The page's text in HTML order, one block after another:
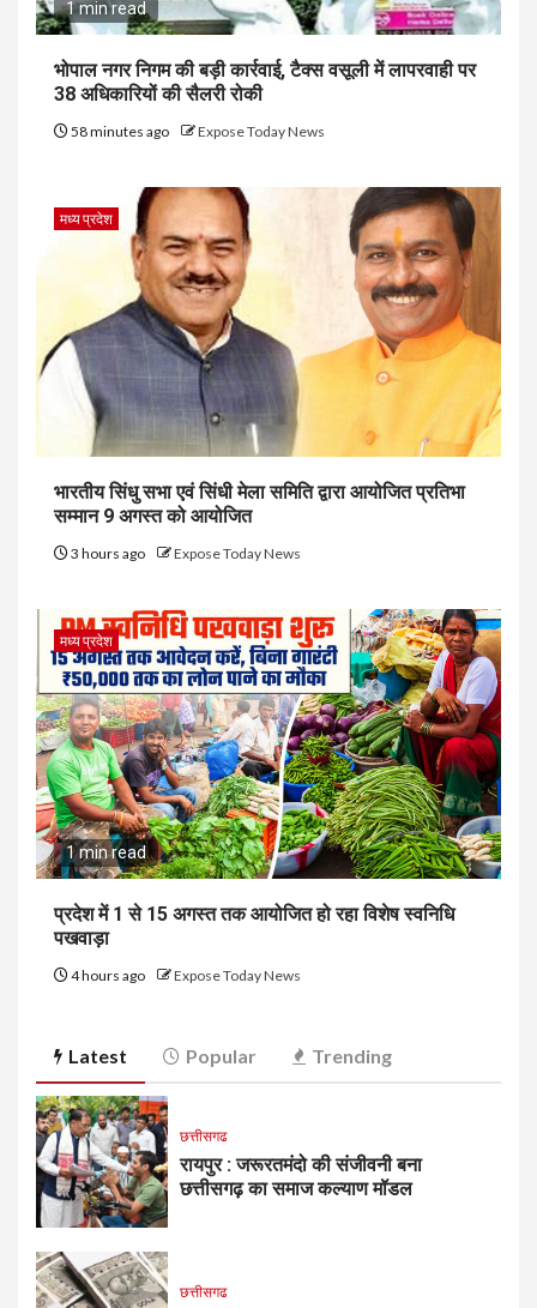
1 min read
भोपाल नगर निगम की बड़ी कार्रवाई, टैक्स वसूली में लापरवाही पर
38 अधिकारियों की सैलरी रोकी
58 minutes ago Expose Today News
मध्य प्रदेश
भारतीय सिंधु सभा एवं सिंधी मेला समिति द्वारा आयोजित प्रतिभा
सम्मान 9 अगस्त को आयोजित
3 hours ago Expose Today News
मध्य प्रदेश
1 min read
प्रदेश में 1 से 15 अगस्त तक आयोजित हो रहा विशेष स्वनिधि
पखवाड़ा
4 hours ago Expose Today News
Latest Popular Trending
छत्तीसगढ
रायपुर : जरूरतमंदो की संजीवनी बना
छत्तीसगढ़ का समाज कल्याण मॉडल
छत्तीसगढ